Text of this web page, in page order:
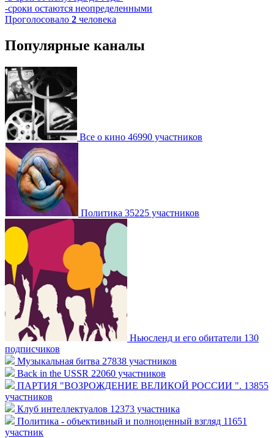
-сроки остаются неопределенными
Проголосовало 2 человека
Популярные каналы
Все о кино 46990 участников
Политика 35225 участников
Ньюсленд и его обитатели 130
подписчиков
Музыкальная битва 27838 участников
Back in the USSR 22060 участников
ПАРТИЯ "ВОЗРОЖДЕНИЕ ВЕЛИКОЙ РОССИИ ". 13855
участников
Клуб интеллектуалов 12373 участника
Политика - объективный и полноценный взгляд 11651
участник